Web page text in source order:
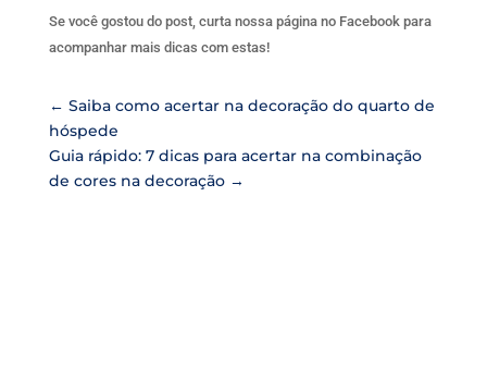
Se você gostou do post, curta nossa página no Facebook para
acompanhar mais dicas com estas!
← Saiba como acertar na decoração do quarto de
hóspede
Guia rápido: 7 dicas para acertar na combinação
de cores na decoração→